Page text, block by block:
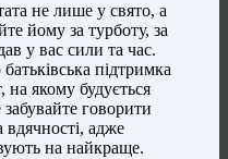
не лише у свято, а
йому за турботу, за
у вас сили та час.
підтримка
якому будується
говорити
вдячності, адже
на найкраще.